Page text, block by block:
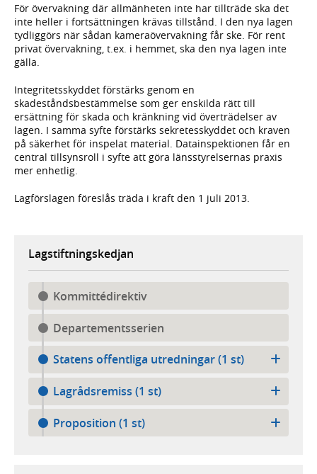
För övervakning där allmänheten inte har tillträde ska det
inte heller i fortsättningen krävas tillstånd. I den nya lagen
tydliggörs när sådan kameraövervakning får ske. För rent
privat övervakning, t.ex. i hemmet, ska den nya lagen inte
gälla.
Integritetsskyddet förstärks genom en
skadeståndsbestämmelse som ger enskilda rätt till
ersättning för skada och kränkning vid överträdelser av
lagen. I samma syfte förstärks sekretesskyddet och kraven
på säkerhet för inspelat material. Datainspektionen får en
central tillsynsroll i syfte att göra länsstyrelsernas praxis
mer enhetlig.
Lagförslagen föreslås träda i kraft den 1 juli 2013.
Lagstiftningskedjan
Kommittédirektiv
Departementsserien
Statens offentliga utredningar (1 st)
Lagrådsremiss (1 st)
Proposition (1 st)